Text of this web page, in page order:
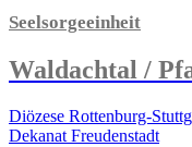
Seelsorgeeinheit
Waldachtal /
Diözese Rottenburg-
Dekanat Freudenstadt